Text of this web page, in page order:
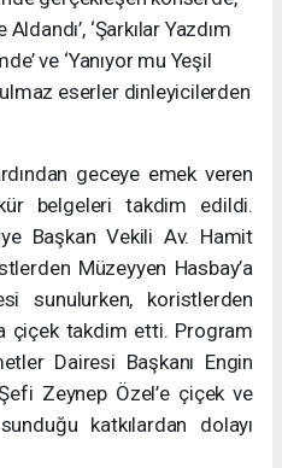
‘Şarkılar Yazdım
ve ‘Yanıyor mu Yeşil
eserler dinleyicilerden
geceye emek veren
belgeleri takdim edildi.
Başkan Vekili Av. Hamit
Müzeyyen Hasbay’a
sunulurken, koristlerden
çiçek takdim etti. Program
Dairesi Başkanı Engin
Zeynep Özel’e çiçek ve
katkılardan dolayı